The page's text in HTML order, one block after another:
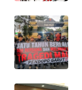
NEWS
ANUGERAH
NEWS